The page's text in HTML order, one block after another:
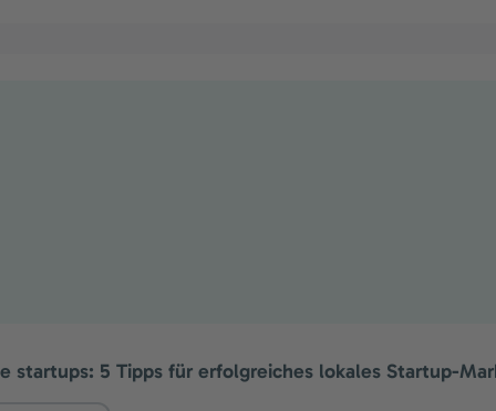
startups: 5 Tipps für erfolgreiches lokales Startup-